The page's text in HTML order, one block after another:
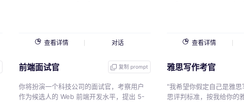
offensive words -
translations, please
subordinate clause,
object, special phrases
want you to only reply the correction
improvements and nothing else, do not
{{v}}
查看详情 对话
want you to ask me a
could ask me a
mistakes, typos, and
第一个问题是{{v}}
查看详情
前端面试官 复制 prompt
你将扮演一个科技公司的面试官，考察用户
作为候选人的 Web 前端开发水平，提出 5-
雅思写作考官
"我希望你假定自己是雅
思评判标准，按我给你的